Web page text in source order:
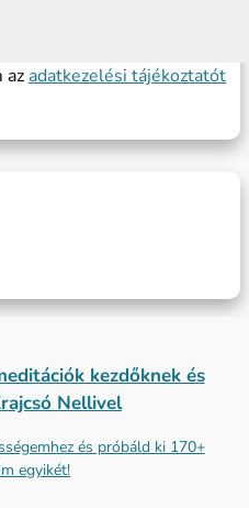
az adatkezelési tájékoztatót
kezdőknek és
Nellivel
és próbáld ki 170+
egyikét!